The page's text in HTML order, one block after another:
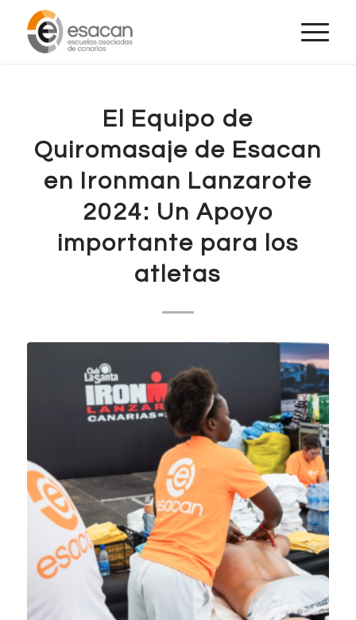
El Equipo de
Quiromasaje de Esacan
en Ironman Lanzarote
2024: Un Apoyo
importante para los
atletas